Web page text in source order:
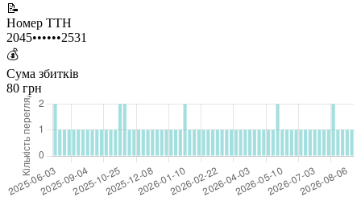
📝
Номер ТТН
2045••••••2531
💰
Сума збитків
80 грн